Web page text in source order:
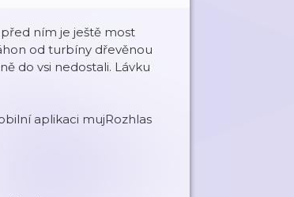
ním je ještě most
od turbíny dřevěnou
do vsi nedostali. Lávku
aplikaci mujRozhlas